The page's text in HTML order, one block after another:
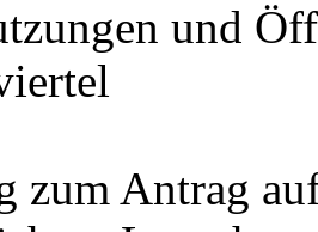
und
zum Antrag